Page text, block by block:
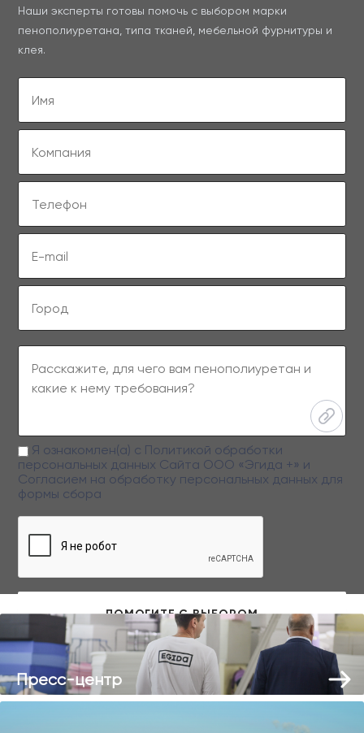
Наши эксперты готовы помочь с выбором марки
пенополиуретана, типа тканей, мебельной фурнитуры и
клея.
Заполняя данную форму вы даете свое согласие на обработку
персональных данных
Я ознакомлен(а) с Политикой обработки
персональных данных Сайта ООО «Эгида +» и
Согласием на обработку персональных данных для
формы сбора
Пресс-центр